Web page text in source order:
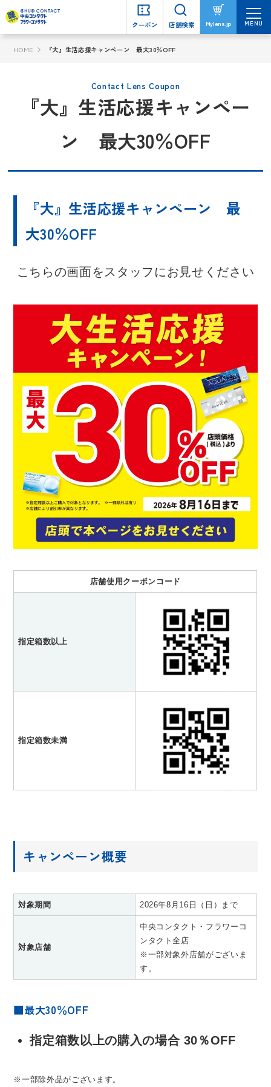
クーポン 店舗検索 Mylens.jp MENU
HOME 『大』生活応援キャンペーン 最大30％OFF
Contact Lens Coupon
『大』生活応援キャンペー
ン 最大30％OFF
『大』生活応援キャンペーン 最
大30％OFF
こちらの画面をスタッフにお見せください
店舗使用クーポンコード
指定箱数以上
指定箱数未満
キャンペーン概要
対象期間 2026年8月16日（日）まで
対象店舗
中央コンタクト・フラワーコ
ンタクト全店
※一部対象外店舗がございま
す。
■最大30％OFF
指定箱数以上の購入の場合 30％OFF
※一部除外品がございます。
クーポン 店舗検索 Mylens.jp MENU